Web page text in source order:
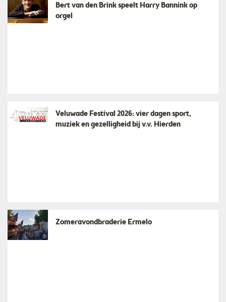
Bert van den Brink speelt Harry Bannink op
orgel
Veluwade Festival 2026: vier dagen sport,
muziek en gezelligheid bij v.v. Hierden
Zomeravondbraderie Ermelo